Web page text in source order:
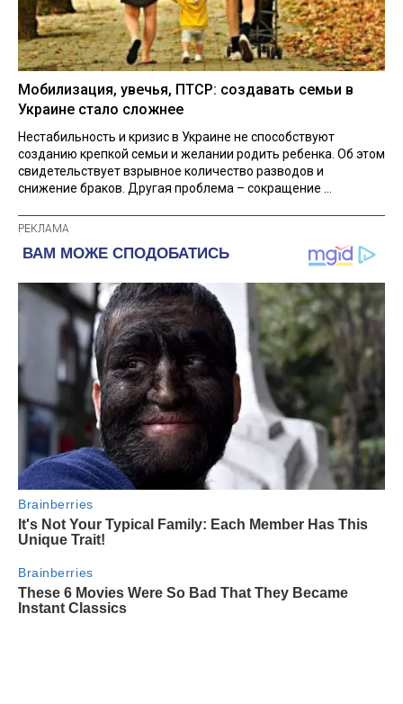
Мобилизация, увечья, ПТСР: создавать семьи в
Украине стало сложнее
Нестабильность и кризис в Украине не способствуют
созданию крепкой семьи и желании родить ребенка. Об этом
свидетельствует взрывное количество разводов и
снижение браков. Другая проблема – сокращение ...